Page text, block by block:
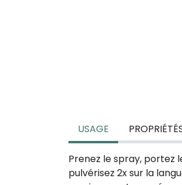
USAGE
Prenez le spray, portez
pulvérisez 2x sur la